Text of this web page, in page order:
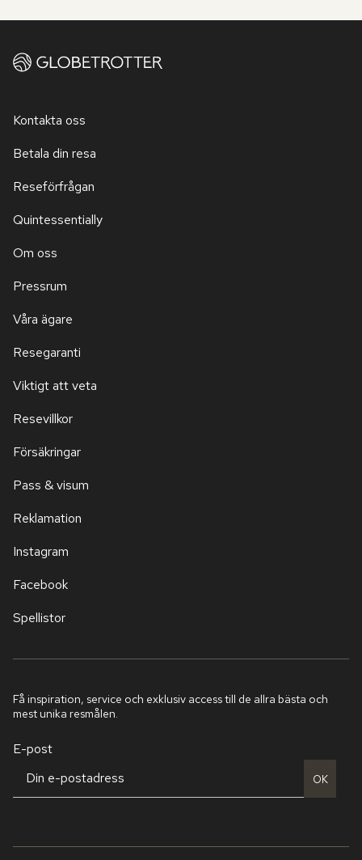
Kontakta oss
Betala din resa
Reseförfrågan
Quintessentially
Om oss
Pressrum
Våra ägare
Resegaranti
Viktigt att veta
Resevillkor
Försäkringar
Pass & visum
Reklamation
Instagram
Facebook
Spellistor
Få inspiration, service och exklusiv access till de allra bästa och
mest unika resmålen.
E-post
OK